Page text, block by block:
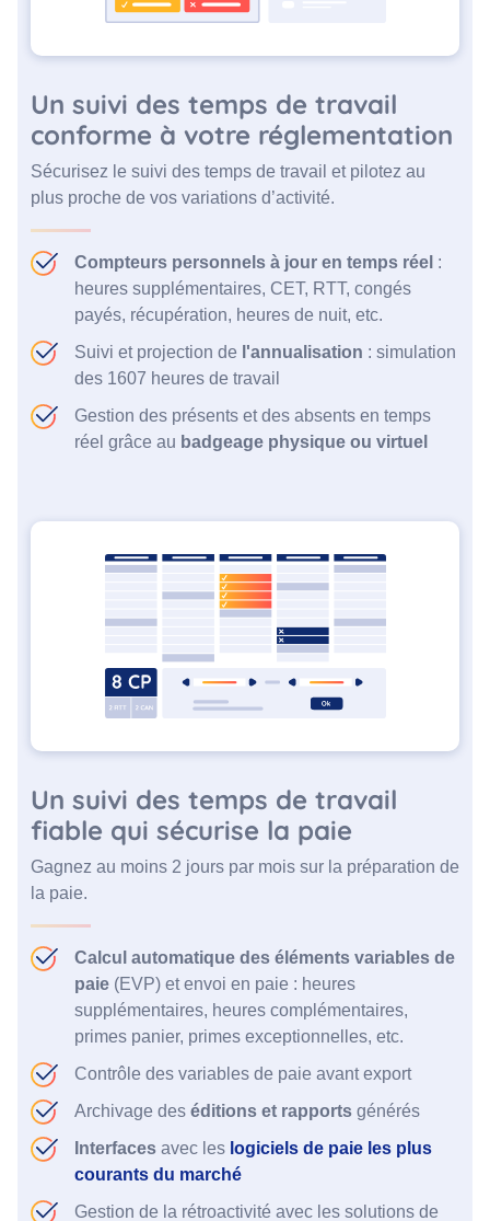
Un suivi des temps de travail
conforme à votre réglementation
Sécurisez le suivi des temps de travail et pilotez au
plus proche de vos variations d’activité.
Compteurs personnels à jour en temps réel :
heures supplémentaires, CET, RTT, congés
payés, récupération, heures de nuit, etc.
Suivi et projection de l'annualisation : simulation
des 1607 heures de travail
Gestion des présents et des absents en temps
réel grâce au badgeage physique ou virtuel
Un suivi des temps de travail
fiable qui sécurise la paie
Gagnez au moins 2 jours par mois sur la préparation de
la paie.
Calcul automatique des éléments variables de
paie (EVP) et envoi en paie : heures
supplémentaires, heures complémentaires,
primes panier, primes exceptionnelles, etc.
Contrôle des variables de paie avant export
Archivage des éditions et rapports générés
Interfaces avec les logiciels de paie les plus
courants du marché
Gestion de la rétroactivité avec les solutions de